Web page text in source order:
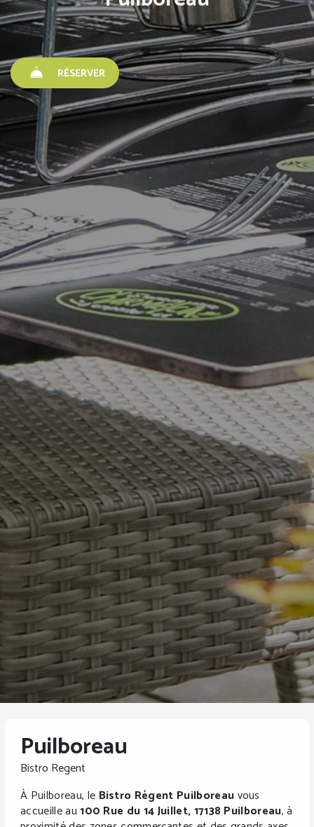
RÉSERVER
Puilboreau
Bistro Regent
À Puilboreau, le Bistro Régent Puilboreauvous
accueille au100 Rue du 14 Juillet, 17138 Puilboreau, à